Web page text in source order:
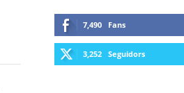
7,490 Fans
3,252 Seguidors